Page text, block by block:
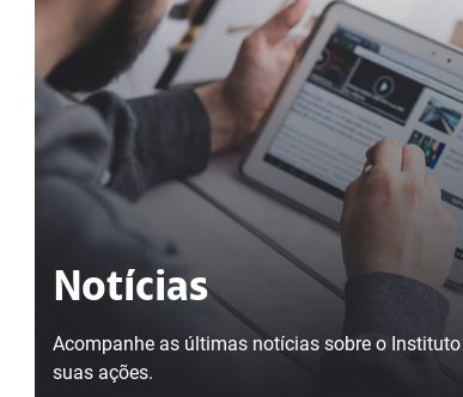
Notícias
Acompanhe as últimas notícias sobre o Instituto
suas ações.